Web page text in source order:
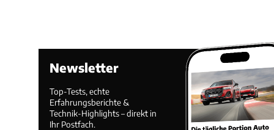
Newsletter
Top-Tests, echte
Erfahrungsberichte &
Technik-Highlights – direkt in
Ihr Postfach.